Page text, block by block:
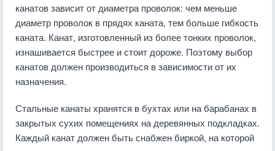
канатов зависит от диаметра проволок: чем меньше
диаметр проволок в прядях каната, тем больше гибкость
каната. Канат, изготовленный из более тонких проволок,
изнашивается быстрее и стоит дороже. Поэтому выбор
канатов должен производиться в зависимости от их
назначения.
Стальные канаты хранятся в бухтах или на барабанах в
закрытых сухих помещениях на деревянных подкладках.
Каждый канат должен быть снабжен биркой, на которой